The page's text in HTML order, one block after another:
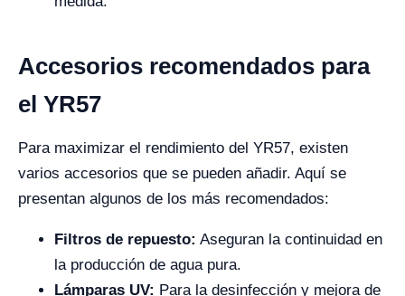
Accesorios recomendados para
el YR57
Para maximizar el rendimiento del YR57, existen
varios accesorios que se pueden añadir. Aquí se
presentan algunos de los más recomendados:
Filtros de repuesto: Aseguran la continuidad en
la producción de agua pura.
Lámparas UV: Para la desinfección y mejora de